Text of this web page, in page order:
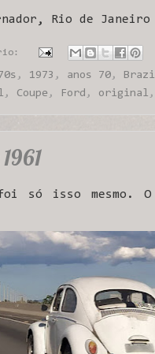
Rio de
, 1973 , anos 70 ,
, Coupe , Ford , original
só isso mesmo.